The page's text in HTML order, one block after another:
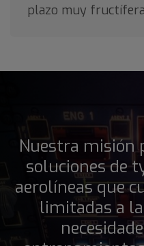
plazo muy
Nuestra misión
soluciones de
aerolíneas que
limitadas a